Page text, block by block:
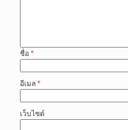
ชื่อ *
อีเมล *
เว็บไซต์